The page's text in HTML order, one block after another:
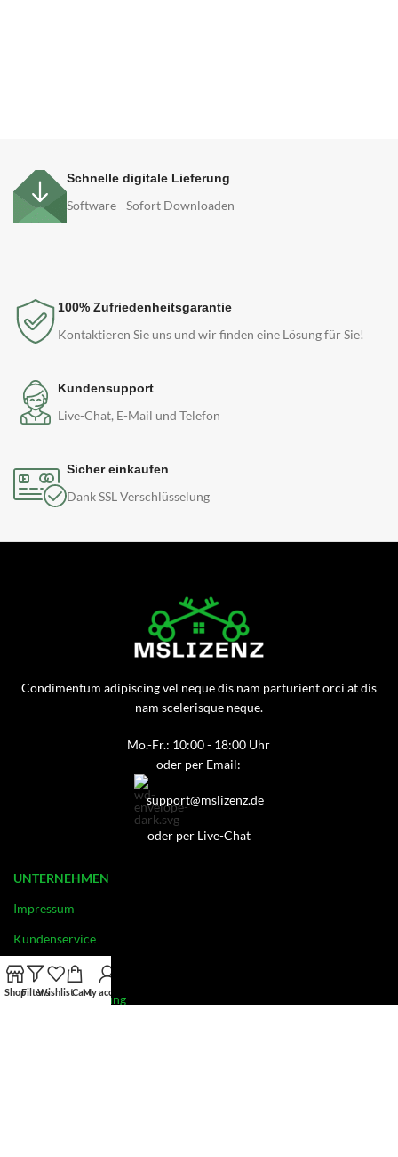
Schnelle digitale Lieferung
Software - Sofort Downloaden
100% Zufriedenheitsgarantie
Kontaktieren Sie uns und wir finden eine Lösung für Sie!
Kundensupport
Live-Chat, E-Mail und Telefon
Sicher einkaufen
Dank SSL Verschlüsselung
Condimentum adipiscing vel neque dis nam parturient orci at dis
nam scelerisque neque.
Mo.-Fr.: 10:00 - 18:00 Uhr
oder per Email:
support@mslizenz.de
oder per Live-Chat
UNTERNEHMEN
Impressum
Kundenservice
Datenschutz
Widerrufsbelehrung
ShopFiltersWishlistCartMy account